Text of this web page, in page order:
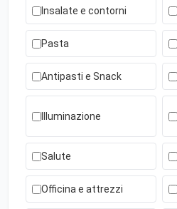
Insalate e contorni
Pasta
Antipasti e Snack
Illuminazione
Salute
Officina e attrezzi